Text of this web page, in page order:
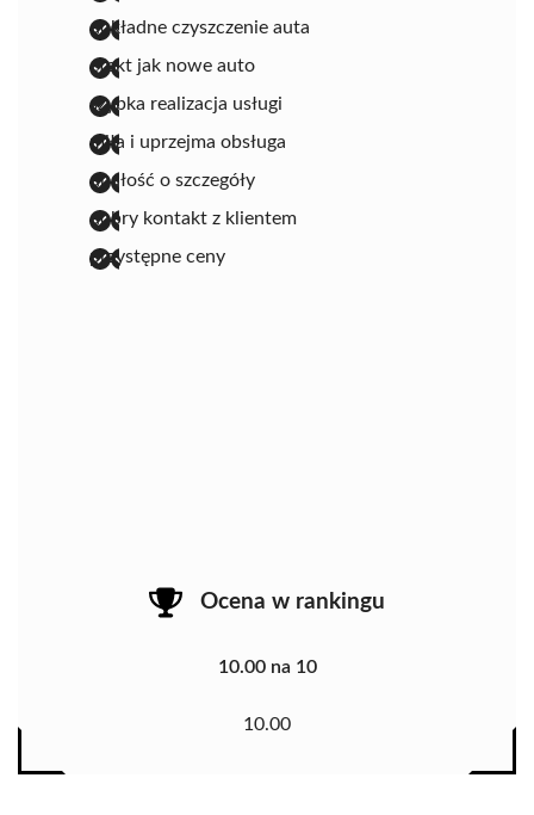
dokładne czyszczenie auta
efekt jak nowe auto
szybka realizacja usługi
miła i uprzejma obsługa
dbałość o szczegóły
dobry kontakt z klientem
przystępne ceny
Ocena w rankingu
10.00 na 10
10.00